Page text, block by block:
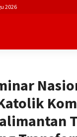
2026